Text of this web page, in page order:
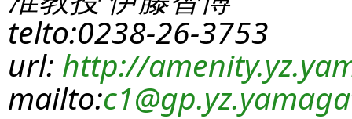
telto:0238-26-3753
url: http://
mailto:c1